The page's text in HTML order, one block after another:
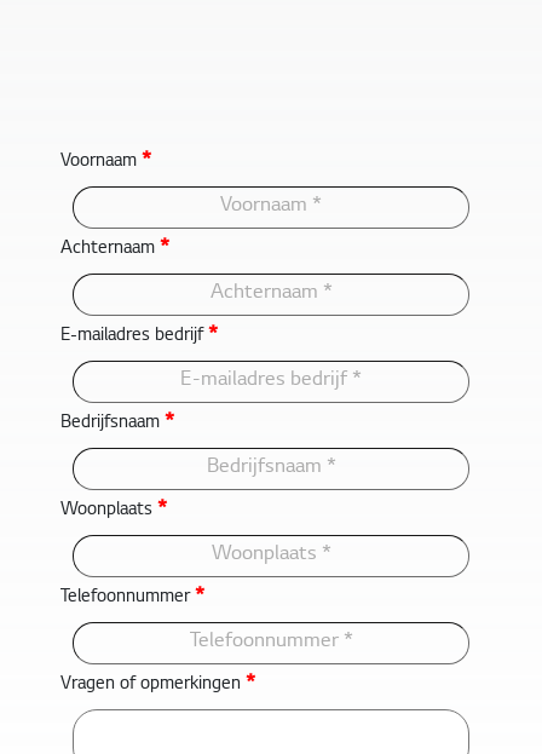
Voornaam *
Achternaam *
E-mailadres bedrijf*
Bedrijfsnaam *
Woonplaats *
Telefoonnummer*
Vragen of opmerkingen *